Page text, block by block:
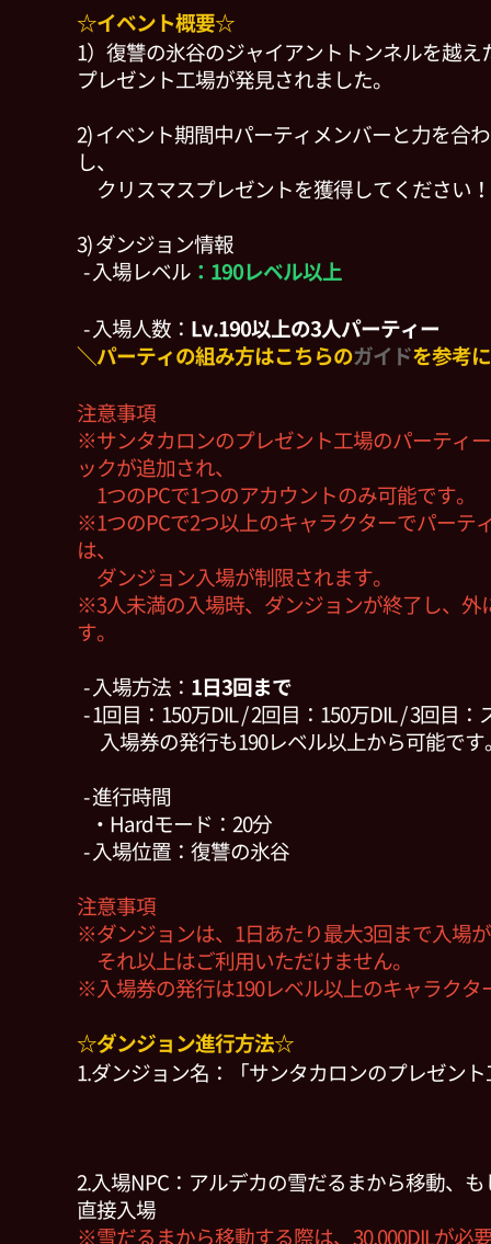
☆イベント概要☆
1）復讐の氷谷のジャイアントトンネルを越え
プレゼント工場が発見されました。
2) イベント期間中パーティメンバーと力を合
し、
クリスマスプレゼントを獲得してください！
3) ダンジョン情報
- 入場レベル ：190レベル以上
- 入場人数： Lv.190以上の3人パーティー
＼パーティの組み方はこちらのガイドを参考
注意事項
※サンタカロンのプレゼント工場のパーティ
ックが追加され、
1つのPCで1つのアカウントのみ可能です。
※1つのPCで2つ以上のキャラクターでパーテ
は、
ダンジョン入場が制限されます。
※3人未満の入場時、ダンジョンが終了し、外
す。
- 入場方法： 1日3回まで
- 1回目：150万DIL / 2回目：150万DIL / 3回目
入場券の発行も190レベル以上から可能です
- 進行時間
・Hardモード：20分
- 入場位置：復讐の氷谷
注意事項
※ダンジョンは、1日あたり最大3回まで入場
それ以上はご利用いただけません。
※入場券の発行は190レベル以上のキャラクタ
☆ダンジョン進行方法☆
1.ダンジョン名：「サンタカロンのプレゼント
2.入場NPC：アルデカの雪だるまから移動、
直接入場
※雪だるまから移動する際は、30,000DILが必